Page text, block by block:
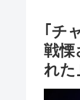
｢チ
戦慄
れた